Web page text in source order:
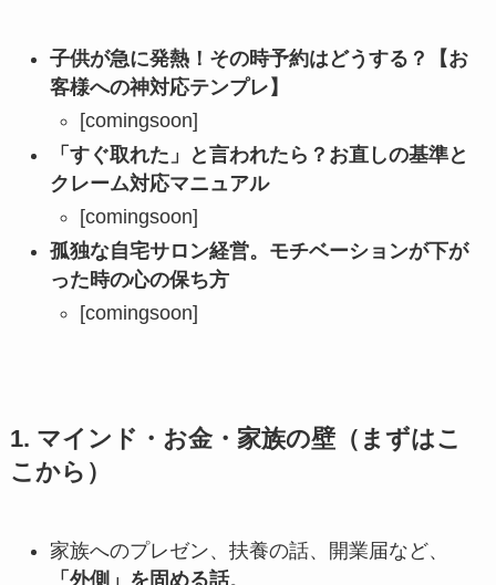
子供が急に発熱！その時予約はどうする？【お
客様への神対応テンプレ】
[comingsoon]
「すぐ取れた」と言われたら？お直しの基準と
クレーム対応マニュアル
[comingsoon]
孤独な自宅サロン経営。モチベーションが下が
った時の心の保ち方
[comingsoon]
1. マインド・お金・家族の壁（まずはこ
こから）
家族へのプレゼン、扶養の話、開業届など、
「外側」を固める話。